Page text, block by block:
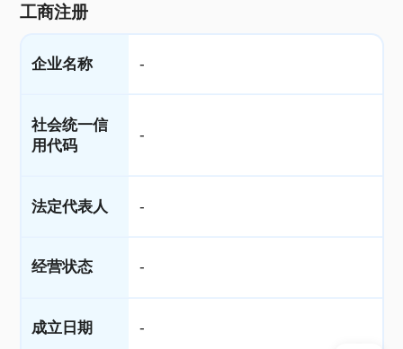
工商注册
企业名称 -
社会统一信
用代码
-
法定代表人 -
经营状态 -
成立日期 -